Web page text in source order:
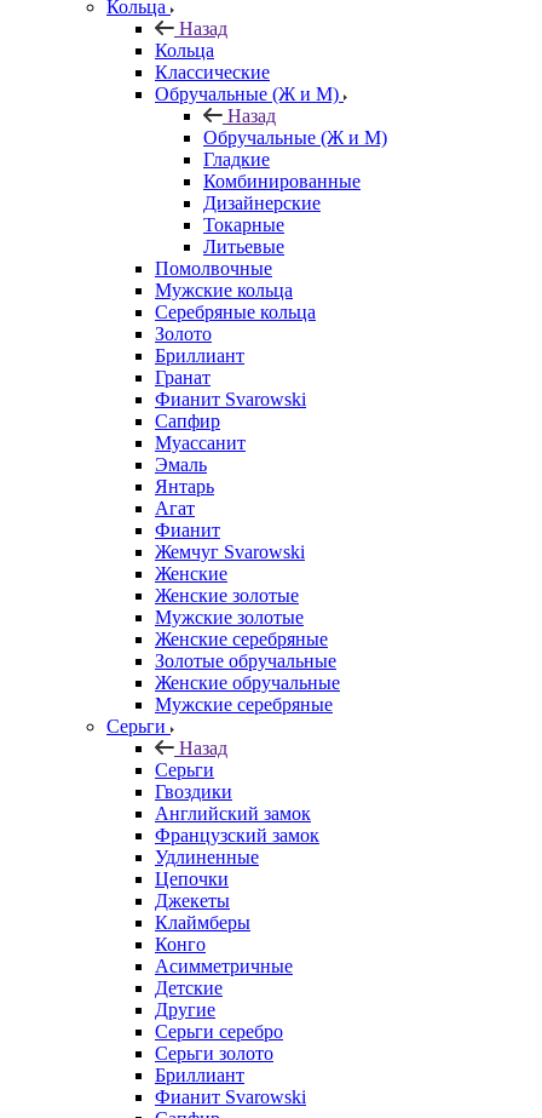
Кольца
Назад
Кольца
Классические
Обручальные (Ж и М)
Назад
Обручальные (Ж и М)
Гладкие
Комбинированные
Дизайнерские
Токарные
Литьевые
Помолвочные
Мужские кольца
Серебряные кольца
Золото
Бриллиант
Гранат
Фианит Svarowski
Сапфир
Муассанит
Эмаль
Янтарь
Агат
Фианит
Жемчуг Svarowski
Женские
Женские золотые
Мужские золотые
Женские серебряные
Золотые обручальные
Женские обручальные
Мужские серебряные
Серьги
Назад
Серьги
Гвоздики
Английский замок
Французский замок
Удлиненные
Цепочки
Джекеты
Клаймберы
Конго
Асимметричные
Детские
Другие
Серьги серебро
Серьги золото
Бриллиант
Фианит Svarowski